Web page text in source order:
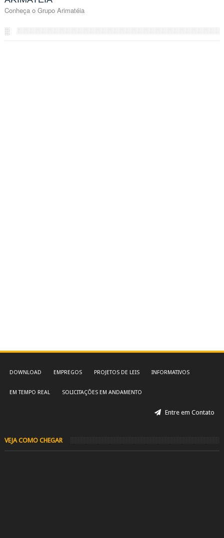
Conheça o Grupo Arimatéia
░
DOWNLOAD EMPREGOS PROJETOS DE LEIS INFORMATIVOS
EM TEMPO REAL SOLICITAÇÕES EM ANDAMENTO
Entre em Contato
VEJA COMO CHEGAR